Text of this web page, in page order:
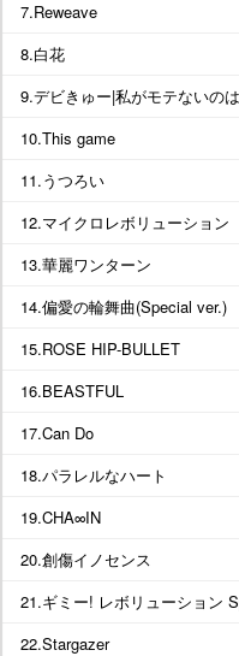
7.Reweave
8.白花
9.デビきゅー|私がモテないの
10.This game
11.うつろい
12.マイクロレボリューション
13.華麗ワンターン
14.偏愛の輪舞曲(Special ver.)
15.ROSE HIP-BULLET
16.BEASTFUL
17.Can Do
18.パラレルなハート
19.CHA∞IN
20.創傷イノセンス
21.ギミー! レボリューション
22.Stargazer